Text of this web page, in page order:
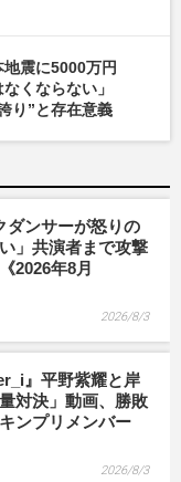
地震に5000万円
くならない」
り”と存在意義
ダンサーが怒りの
」共演者まで攻撃
2026年8月
2026/8/3
』平野紫耀と岸
対決」動画、勝敗
ンプリメンバー
2026/8/3